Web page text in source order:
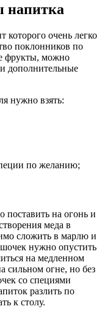
напитка
очень легко
поклонников по
фрукты, можно
дополнительные
нужно взять:
по желанию;
на огонь и
меда в
сложить в марлю и
нужно опустить
на медленном
сильном огне, но без
со специями
разлить по
к столу.